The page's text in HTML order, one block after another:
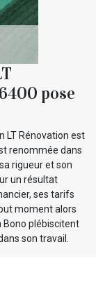
pose
LT Rénovation est
renommée dans
rigueur et son
un résultat
ses tarifs
moment alors
Bono plébiscitent
son travail.